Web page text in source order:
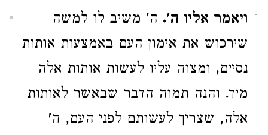
1 ויאמר אליו ה'. ה' משיב לו למשה
שירכוש את אימון העם באמצעות אותות
נסיים, ומצוה עליו לעשות אותות אלה
מיד. והנה תמוה הדבר שבאשר לאותות
אלה, שצריך לעשותם לפני העם, ה'